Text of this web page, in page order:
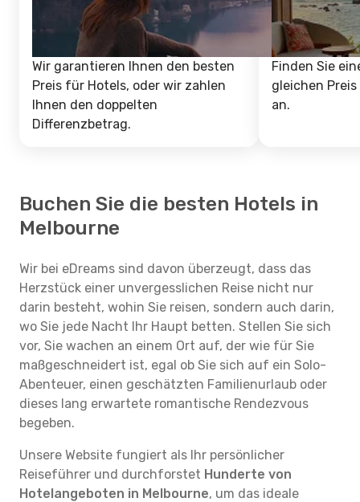
Wir garantieren Ihnen den besten
Preis für Hotels, oder wir zahlen
Ihnen den doppelten
Differenzbetrag.
Finden Sie
gleichen
an.
Buchen Sie die besten Hotels in
Melbourne
Wir bei eDreams sind davon überzeugt, dass das
Herzstück einer unvergesslichen Reise nicht nur
darin besteht, wohin Sie reisen, sondern auch darin,
wo Sie jede Nacht Ihr Haupt betten. Stellen Sie sich
vor, Sie wachen an einem Ort auf, der wie für Sie
maßgeschneidert ist, egal ob Sie sich auf ein Solo-
Abenteuer, einen geschätzten Familienurlaub oder
dieses lang erwartete romantische Rendezvous
begeben.
Unsere Website fungiert als Ihr persönlicher
Reiseführer und durchforstet Hunderte von
Hotelangeboten in Melbourne, um das ideale